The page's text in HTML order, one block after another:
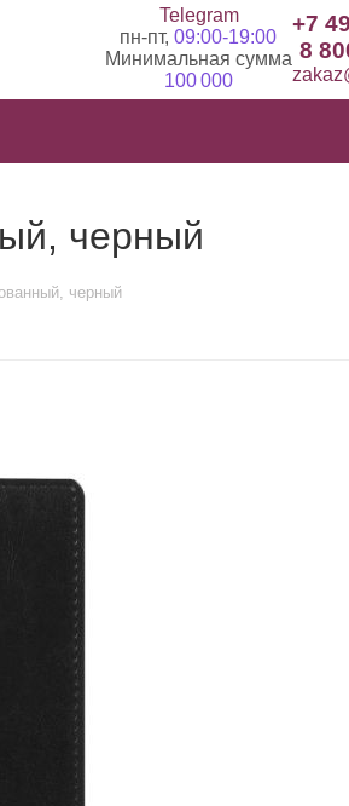
Telegram
пн-пт, 09:00-19:00
Минимальная сумма
100 000
+7
8
черный
черный